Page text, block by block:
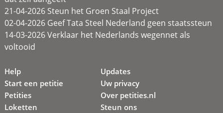
21-04-2026 Steun het Groen Staal Project
02-04-2026 Geef Tata Steel Nederland geen staatssteun
14-03-2026 Verklaar het Nederlands wegennet als
voltooid
Help
Start een petitie
Petities
Loketten
Updates
Uw privacy
Over petities.nl
Steun ons